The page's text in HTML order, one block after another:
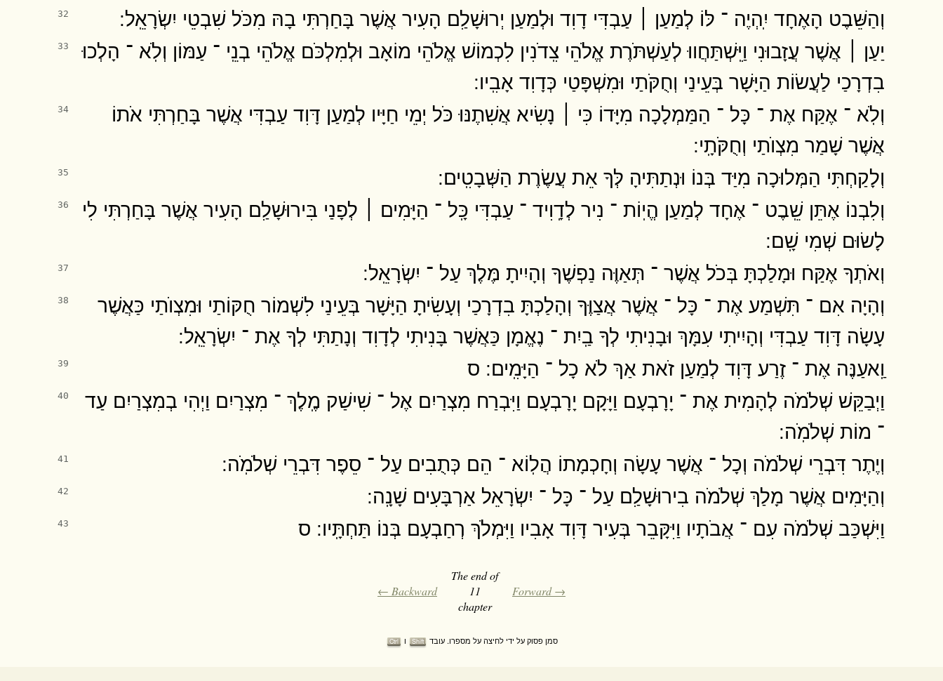
32 וְהַשֵּׁבֶט הָאֶחָד יִֽהְיֶה ־ לּוֹ לְמַעַן ׀ עַבְדִּי דָוִד וּלְמַעַן יְרוּשָׁלִַם הָעִיר אֲשֶׁר בָּחַרְתִּי בָהּ מִכֹּל שִׁבְטֵי יִשְׂרָאֵֽל ׃
33
יַעַן ׀ אֲשֶׁר עֲזָבוּנִי וַיִּֽשְׁתַּחֲווּ לְעַשְׁתֹּרֶת אֱלֹהֵי צִֽדֹנִין לִכְמוֹשׁ אֱלֹהֵי מוֹאָב וּלְמִלְכֹּם אֱלֹהֵי בְנֵֽי ־ עַמּוֹן וְלֹֽא ־ הָלְכוּ
בִדְרָכַי לַעֲשׂוֹת הַיָּשָׁר בְּעֵינַי וְחֻקֹּתַי וּמִשְׁפָּטַי כְּדָוִד אָבִֽיו ׃
34
וְלֹֽא ־ אֶקַּח אֶת ־ כָּל ־ הַמַּמְלָכָה מִיָּדוֹ כִּי ׀ נָשִׂיא אֲשִׁתֶנּוּ כֹּל יְמֵי חַיָּיו לְמַעַן דָּוִד עַבְדִּי אֲשֶׁר בָּחַרְתִּי אֹתוֹ
אֲשֶׁר שָׁמַר מִצְוֺתַי וְחֻקֹּתָֽי ׃
35 וְלָקַחְתִּי הַמְּלוּכָה מִיַּד בְּנוֹ וּנְתַתִּיהָ לְּךָ אֵת עֲשֶׂרֶת הַשְּׁבָטִֽים ׃
36
וְלִבְנוֹ אֶתֵּן שֵֽׁבֶט ־ אֶחָד לְמַעַן הֱיֽוֹת ־ נִיר לְדָֽוִיד ־ עַבְדִּי כָּֽל ־ הַיָּמִים ׀ לְפָנַי בִּירוּשָׁלִַם הָעִיר אֲשֶׁר בָּחַרְתִּי לִי
לָשׂוּם שְׁמִי שָֽׁם ׃
37 וְאֹתְךָ אֶקַּח וּמָלַכְתָּ בְּכֹל אֲשֶׁר ־ תְּאַוֶּה נַפְשֶׁךָ וְהָיִיתָ מֶּלֶךְ עַל ־ יִשְׂרָאֵֽל ׃
38
וְהָיָה אִם ־ תִּשְׁמַע אֶת ־ כָּל ־ אֲשֶׁר אֲצַוֶּךָ וְהָלַכְתָּ בִדְרָכַי וְעָשִׂיתָ הַיָּשָׁר בְּעֵינַי לִשְׁמוֹר חֻקּוֹתַי וּמִצְוֺתַי כַּאֲשֶׁר
עָשָׂה דָּוִד עַבְדִּי וְהָיִיתִי עִמָּךְ וּבָנִיתִי לְךָ בַֽיִת ־ נֶאֱמָן כַּאֲשֶׁר בָּנִיתִי לְדָוִד וְנָתַתִּי לְךָ אֶת ־ יִשְׂרָאֵֽל ׃
39 וַֽאעַנֶּה אֶת ־ זֶרַע דָּוִד לְמַעַן זֹאת אַךְ לֹא כָל ־ הַיָּמִֽים ׃ ס
40
וַיְבַקֵּשׁ שְׁלֹמֹה לְהָמִית אֶת ־ יָרָבְעָם וַיָּקָם יָרָבְעָם וַיִּבְרַח מִצְרַיִם אֶל ־ שִׁישַׁק מֶֽלֶךְ ־ מִצְרַיִם וַיְהִי בְמִצְרַיִם עַד
־ מוֹת שְׁלֹמֹֽה ׃
41 וְיֶתֶר דִּבְרֵי שְׁלֹמֹה וְכָל ־ אֲשֶׁר עָשָׂה וְחָכְמָתוֹ הֲלֽוֹא ־ הֵם כְּתֻבִים עַל ־ סֵפֶר דִּבְרֵי שְׁלֹמֹֽה ׃
42 וְהַיָּמִים אֲשֶׁר מָלַךְ שְׁלֹמֹה בִירוּשָׁלִַם עַל ־ כָּל ־ יִשְׂרָאֵל אַרְבָּעִים שָׁנָֽה ׃
43 וַיִּשְׁכַּב שְׁלֹמֹה עִם ־ אֲבֹתָיו וַיִּקָּבֵר בְּעִיר דָּוִד אָבִיו וַיִּמְלֹךְ רְחַבְעָם בְּנוֹ תַּחְתָּֽיו ׃ ס
← Backward
The end of
11
chapter
Forward →
סמן פסוק על ידי לחיצה על מספרו. עובד Shift ו Ctrl